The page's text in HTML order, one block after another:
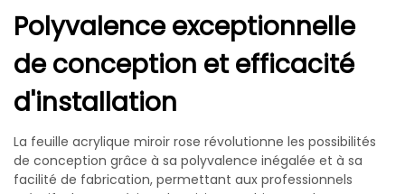
Polyvalence exceptionnelle
de conception et efficacité
d'installation
La feuille acrylique miroir rose révolutionne les possibilités
de conception grâce à sa polyvalence inégalée et à sa
facilité de fabrication, permettant aux professionnels